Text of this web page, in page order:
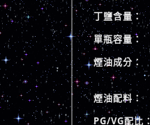
丁鹽含量：
單瓶容量：
煙油成分：
煙油配料：
PG/VG配比：